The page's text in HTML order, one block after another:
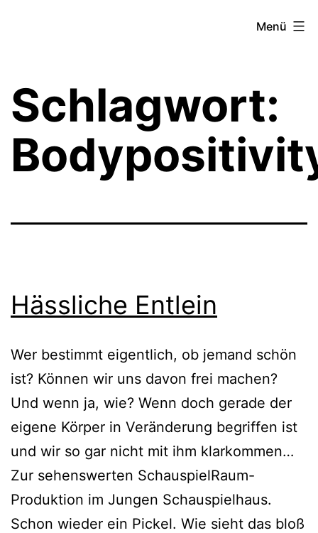
Menü
Schlagwort:
Hässliche Entlein
Wer bestimmt eigentlich, ob jemand schön
ist? Können wir uns davon frei machen?
Und wenn ja, wie? Wenn doch gerade der
eigene Körper in Veränderung begriffen ist
und wir so gar nicht mit ihm klarkommen…
Zur sehenswerten SchauspielRaum-
Produktion im Jungen Schauspielhaus.
Schon wieder ein Pickel. Wie sieht das bloß